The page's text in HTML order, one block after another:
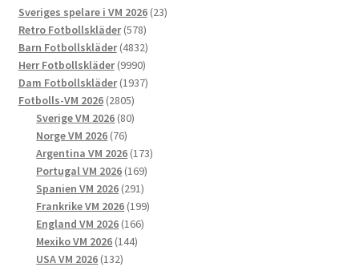
Sveriges spelare i VM 2026 2323
Retro Fotbollskläder 578578
produkter
Barn Fotbollskläder 48324832
produkter
Herr Fotbollskläder 99909990
produkter
Dam Fotbollskläder 19371937
Fotbolls-VM 2026 28052805
produkter
Sverige VM 2026 8080
Norge VM 2026 7676
produkter
Argentina VM 2026 173173
Portugal VM 2026 169169
Spanien VM 2026 291291
produkter
Frankrike VM 2026 199199
England VM 2026 166166
Mexiko VM 2026 144144
USA VM 2026 132132